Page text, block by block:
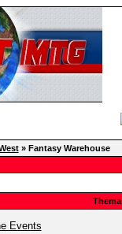
» Fantasy Warehouse
Thema
Events